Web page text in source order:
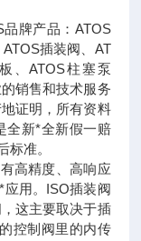
牌产品：ATOS
插装阀、AT
、ATOS柱塞泵
销售和技术服务
证明，所有资料
全新*全新假一赔
标准。
高精度、高响应
用。ISO插装阀
这主要取决于插
控制阀里的内传